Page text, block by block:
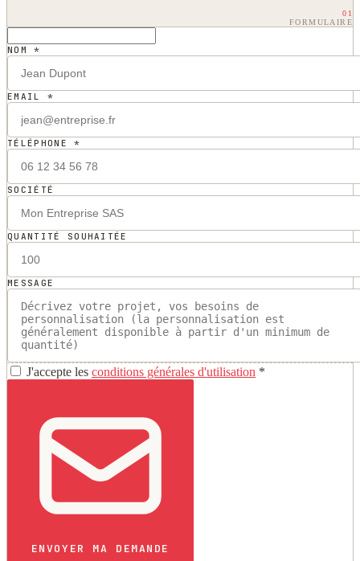
01
FORMULAIRE
NOM *
EMAIL *
TÉLÉPHONE *
SOCIÉTÉ
QUANTITÉ SOUHAITÉE
MESSAGE
J'accepte les conditions générales d'utilisation *
ENVOYER MA DEMANDE